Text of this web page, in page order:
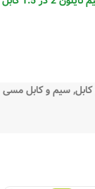
,سیم و کابل مسی